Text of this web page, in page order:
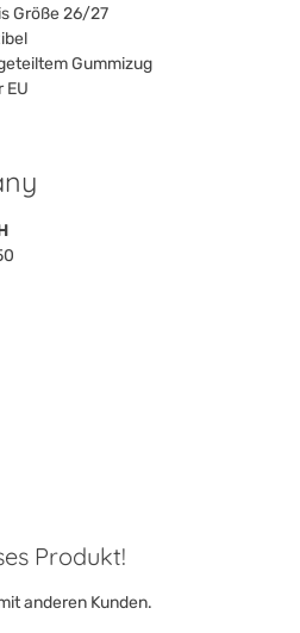
Größe 26/27
Gummizug
EU
von 0 von 5 Sternen
Produkt!
anderen Kunden.